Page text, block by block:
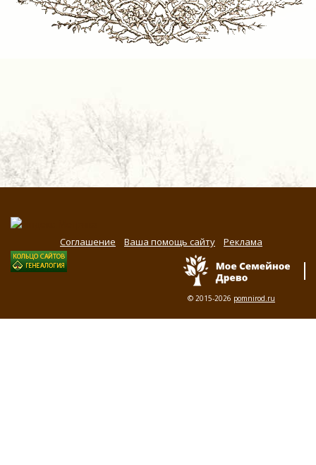
Соглашение Ваша помощь сайту Реклама
© 2015-2026 pomnirod.ru